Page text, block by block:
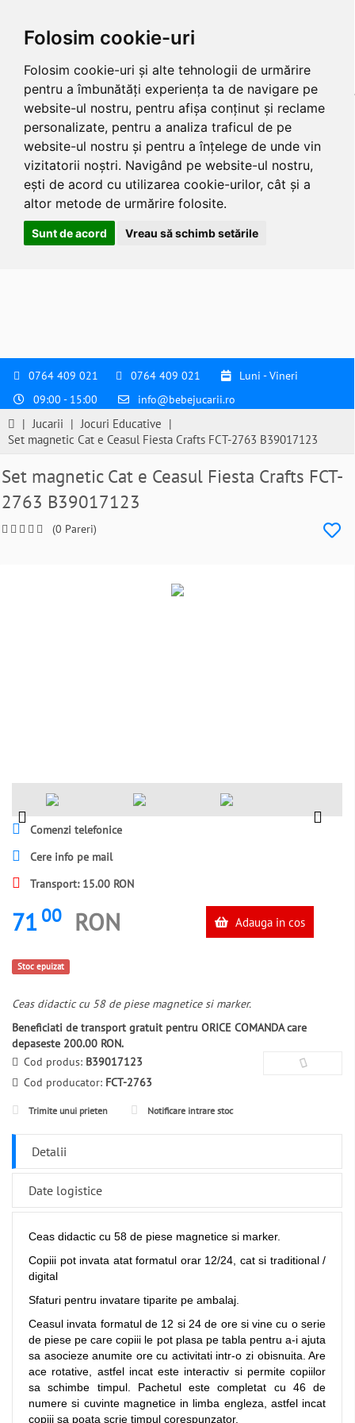
Folosim cookie-uri
Folosim cookie-uri și alte tehnologii de urmărire
pentru a îmbunătăți experiența ta de navigare pe
website-ul nostru, pentru afișa conținut și reclame
personalizate, pentru a analiza traficul de pe
website-ul nostru și pentru a înțelege de unde vin
vizitatorii noștri. Navigând pe website-ul nostru,
ești de acord cu utilizarea cookie-urilor, cât și a
altor metode de urmărire folosite.
Sunt de acord Vreau să schimb setările
0764 409 021 0764 409 021
Luni - Vineri
09:00 - 15:00
info@bebejucarii.ro
| Jucarii | Jocuri Educative |
Set magnetic Cat e Ceasul Fiesta Crafts FCT-2763 B39017123
Set magnetic Cat e Ceasul Fiesta Crafts FCT-
2763 B39017123
(0 Pareri)
Comenzi telefonice
Cere info pe mail
Transport: 15.00 RON
71 00 RON Adauga in cos
Stoc epuizat
Ceas didactic cu 58 de piese magnetice si marker.
Beneficiati de transport gratuit pentru ORICE COMANDA care
depaseste 200.00 RON.
Cod produs: B39017123
Cod producator: FCT-2763
Trimite unui prieten Notificare intrare stoc
Detalii
Date logistice
Ceas didactic cu 58 de piese magnetice si marker.
Copiii pot invata atat formatul orar 12/24, cat si traditional /
digital
Sfaturi pentru invatare tiparite pe ambalaj.
Ceasul invata formatul de 12 si 24 de ore si vine cu o serie
de piese pe care copiii le pot plasa pe tabla pentru a-i ajuta
sa asocieze anumite ore cu activitati intr-o zi obisnuita. Are
ace rotative, astfel incat este interactiv si permite copiilor
sa schimbe timpul. Pachetul este completat cu 46 de
numere si cuvinte magnetice in limba engleza, astfel incat
copiii sa poata scrie timpul corespunzator.